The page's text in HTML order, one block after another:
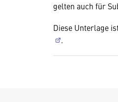
gelten auch für
Diese Unterlage
.